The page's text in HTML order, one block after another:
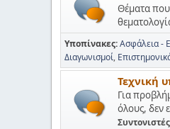
Θέματα που
Υποπίνακες Ασφάλεια -
Διαγωνισμοί
Τεχνική
Για
όλους, δεν